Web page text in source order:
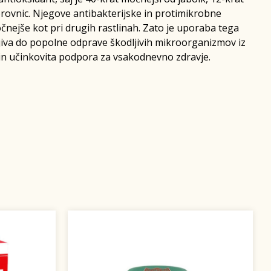
Njegove antibakterijske in protimikrobne
kot pri drugih rastlinah. Zato je uporaba tega
do popolne odprave škodljivih mikroorganizmov iz
učinkovita podpora za vsakodnevno zdravje.